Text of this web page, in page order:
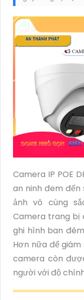
Camera IP POE
an ninh đem
ảnh vô cùng
Camera trang bị
ghi hình ban
Hơn nữa để giám
camera còn
người với độ